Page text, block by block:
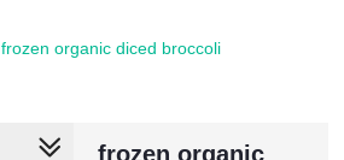
frozen organic diced broccoli
frozen organic